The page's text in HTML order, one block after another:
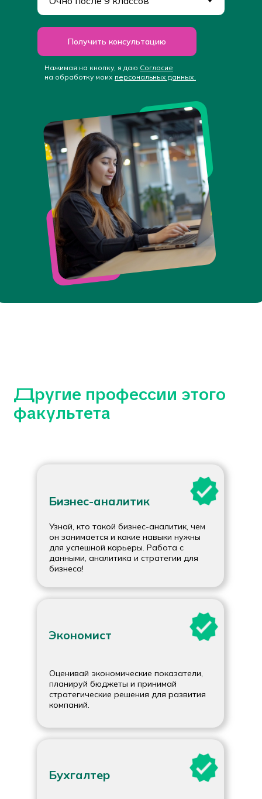
Получить консультацию
Нажимая на кнопку, я даю Cогласие
на обработку моих персональных данных.
Экономист
Оценивай экономические показатели,
планируй бюджеты и принимай
стратегические решения для развития
компаний.
Бизнес-аналитик
Узнай, кто такой бизнес-аналитик, чем
он занимается и какие навыки нужны
для успешной карьеры. Работа с
данными, аналитика и стратегии для
бизнеса!
Бухгалтер